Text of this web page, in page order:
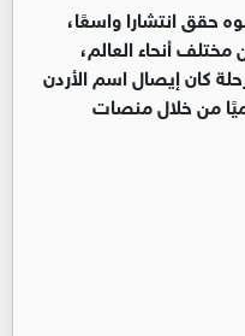
حقق انتشارا واسعًا،
من مختلف أنحاء العالم،
كان إيصال اسم الأردن
من خلال منصات